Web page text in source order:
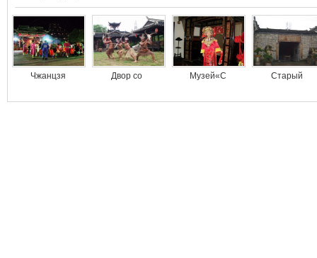
Чжанцзя Двор со Музей«С Старый